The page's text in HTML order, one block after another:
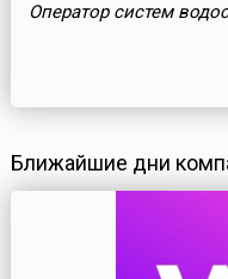
Оператор систем
Ближайшие дни